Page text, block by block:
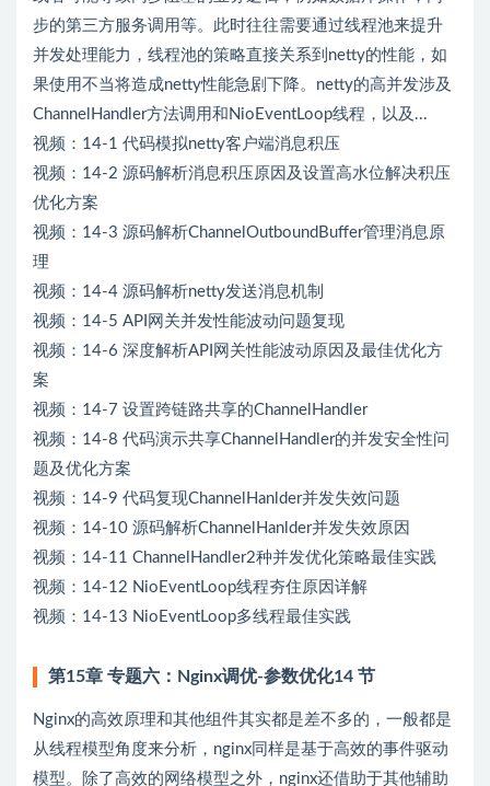
步的第三方服务调用等。此时往往需要通过线程池来提升
并发处理能力，线程池的策略直接关系到netty的性能，如
果使用不当将造成netty性能急剧下降。netty的高并发涉及
ChannelHandler方法调用和NioEventLoop线程，以及...
视频：14-1 代码模拟netty客户端消息积压
视频：14-2 源码解析消息积压原因及设置高水位解决积压
优化方案
视频：14-3 源码解析ChannelOutboundBuffer管理消息原
理
视频：14-4 源码解析netty发送消息机制
视频：14-5 API网关并发性能波动问题复现
视频：14-6 深度解析API网关性能波动原因及最佳优化方
案
视频：14-7 设置跨链路共享的ChannelHandler
视频：14-8 代码演示共享ChannelHandler的并发安全性问
题及优化方案
视频：14-9 代码复现ChannelHanlder并发失效问题
视频：14-10 源码解析ChannelHanlder并发失效原因
视频：14-11 ChannelHandler2种并发优化策略最佳实践
视频：14-12 NioEventLoop线程夯住原因详解
视频：14-13 NioEventLoop多线程最佳实践
第15章 专题六：Nginx调优-参数优化14 节
Nginx的高效原理和其他组件其实都是差不多的，一般都是
从线程模型角度来分析，nginx同样是基于高效的事件驱动
模型。除了高效的网络模型之外，nginx还借助于其他辅助